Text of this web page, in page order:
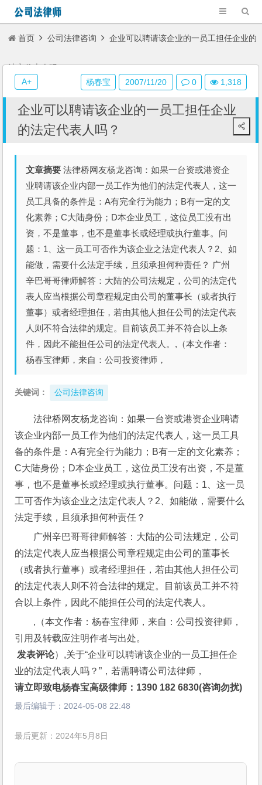
首页 公司法律咨询 企业可以聘请该企业的一员工担任企业的
法定代表人吗？
企业可以聘请该企业的一员工担任企业
的法定代表人吗？
文章摘要 法律桥网友杨龙咨询：如果一台资或港资企
业聘请该企业内部一员工作为他们的法定代表人，这一
员工具备的条件是：A有完全行为能力；B有一定的文
化素养；C大陆身份；D本企业员工，这位员工没有出
资，不是董事，也不是董事长或经理或执行董事。问
题：1、这一员工可否作为该企业之法定代表人？2、如
能做，需要什么法定手续，且须承担何种责任？ 广州
辛巴哥哥律师解答：大陆的公司法规定，公司的法定代
表人应当根据公司章程规定由公司的董事长（或者执行
董事）或者经理担任，若由其他人担任公司的法定代表
人则不符合法律的规定。目前该员工并不符合以上条
件，因此不能担任公司的法定代表人。,（本文作者：
杨春宝律师，来自：公司投资律师，
关键词： 公司法律咨询
法律桥网友杨龙咨询：如果一台资或港资企业聘请
该企业内部一员工作为他们的法定代表人，这一员工具
备的条件是：A有完全行为能力；B有一定的文化素养；
C大陆身份；D本企业员工，这位员工没有出资，不是董
事，也不是董事长或经理或执行董事。问题：1、这一员
工可否作为该企业之法定代表人？2、如能做，需要什么
法定手续，且须承担何种责任？
广州辛巴哥哥律师解答：大陆的公司法规定，公司
的法定代表人应当根据公司章程规定由公司的董事长
（或者执行董事）或者经理担任，若由其他人担任公司
的法定代表人则不符合法律的规定。目前该员工并不符
合以上条件，因此不能担任公司的法定代表人。
,（本文作者：杨春宝律师，来自：公司投资律师，
引用及转载应注明作者与出处。
发表评论）,关于“企业可以聘请该企业的一员工担任企
业的法定代表人吗？”，若需聘请公司法律师，
请立即致电杨春宝高级律师：1390 182 6830(咨询勿扰)
最后编辑于： 2024-05-08 22:48
最后更新：2024年5月8日
杨春宝 2007/11/20 0 1,318
A+